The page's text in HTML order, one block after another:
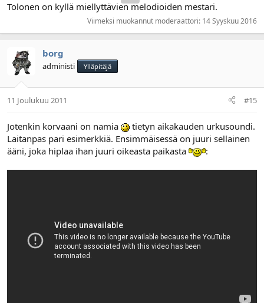
Tolonen on kyllä miellyttävien melodioiden mestari.
Viimeksi muokannut moderaattori: 14 Syyskuu 2016
borg
administi Ylläpitäjä
11 Joulukuu 2011 #15
Jotenkin korvaani on namia
tietyn aikakauden urkusoundi.
Laitanpas pari esimerkkiä. Ensimmäisessä on juuri sellainen
ääni, joka hiplaa ihan juuri oikeasta paikasta
: